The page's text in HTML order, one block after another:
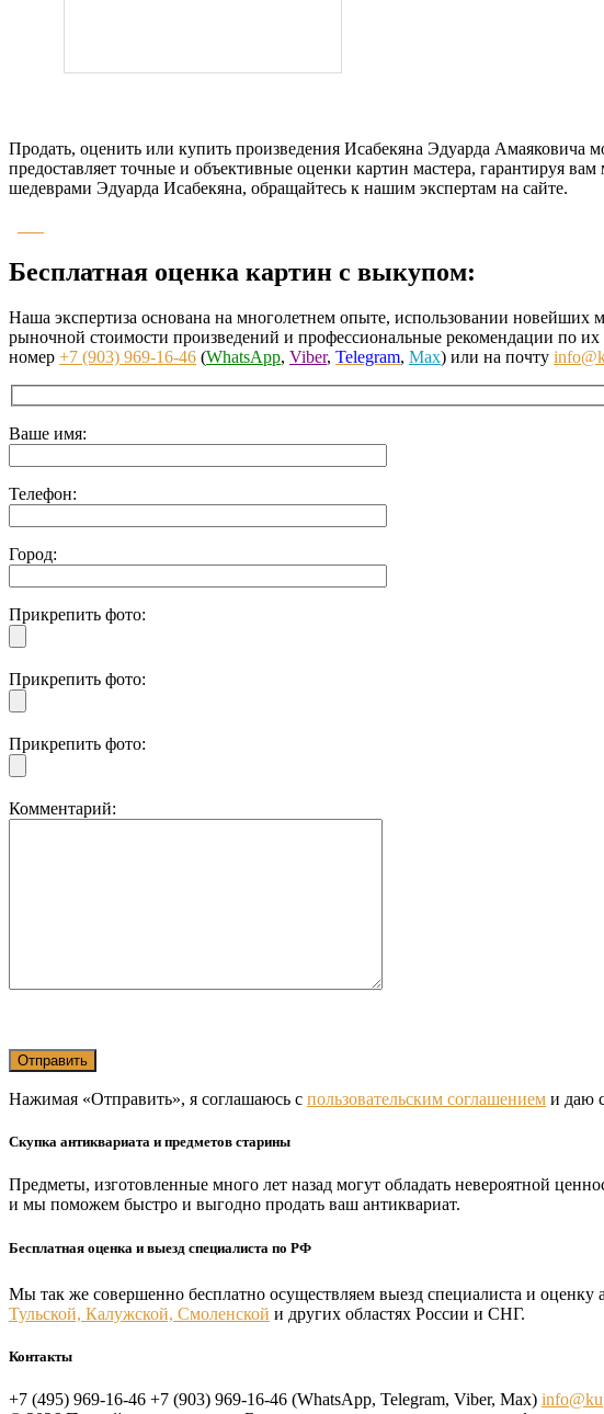
Продать, оценить или купить произведения Исабекяна Эдуарда
предоставляет точные и объективные оценки картин мастера, гарантируя
шедеврами Эдуарда Исабекяна, обращайтесь к нашим экспертам на сайте.
Бесплатная оценка картин с выкупом:
Наша экспертиза основана на многолетнем опыте, использовании новейших
рыночной стоимости произведений и профессиональные рекомендации по
номер +7 (903) 969-16-46 (WhatsApp, Viber, Telegram, Max) или на почту
Ваше имя:
Телефон:
Город:
Прикрепить фото:
Прикрепить фото:
Прикрепить фото:
Комментарий:
Нажимая «Отправить», я соглашаюсь с пользовательским соглашением и даю
Скупка антиквариата и предметов старины
Предметы, изготовленные много лет назад могут обладать невероятной
и мы поможем быстро и выгодно продать ваш антиквариат.
Бесплатная оценка и выезд специалиста по РФ
Мы так же совершенно бесплатно осуществляем выезд специалиста и оценку
Тульской, Калужской, Смоленской и других областях России и СНГ.
Контакты
+7 (495) 969-16-46 +7 (903) 969-16-46 (WhatsApp, Telegram, Viber, Max)